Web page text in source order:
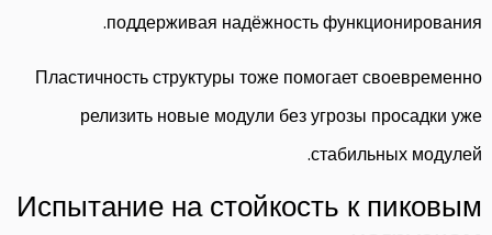
поддерживая надёжность функционирования.
Пластичность структуры тоже помогает своевременно
релизить новые модули без угрозы просадки уже
стабильных модулей.
Испытание на стойкость к пиковым